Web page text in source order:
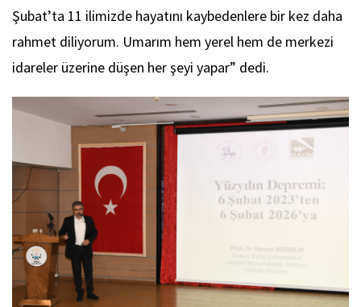
Şubat’ta 11 ilimizde hayatını kaybedenlere bir kez daha
rahmet diliyorum. Umarım hem yerel hem de merkezi
idareler üzerine düşen her şeyi yapar” dedi.